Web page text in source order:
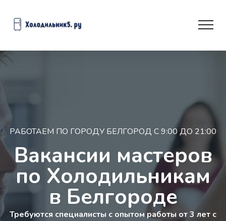
РАБОТАЕМ ПО ГОРОДУ БЕЛГОРОД С 9:00 ДО 21:00
Вакансии мастеров
по Холодильникам
в Белгороде
Требуются специалисты с опытом работы от 3 лет с